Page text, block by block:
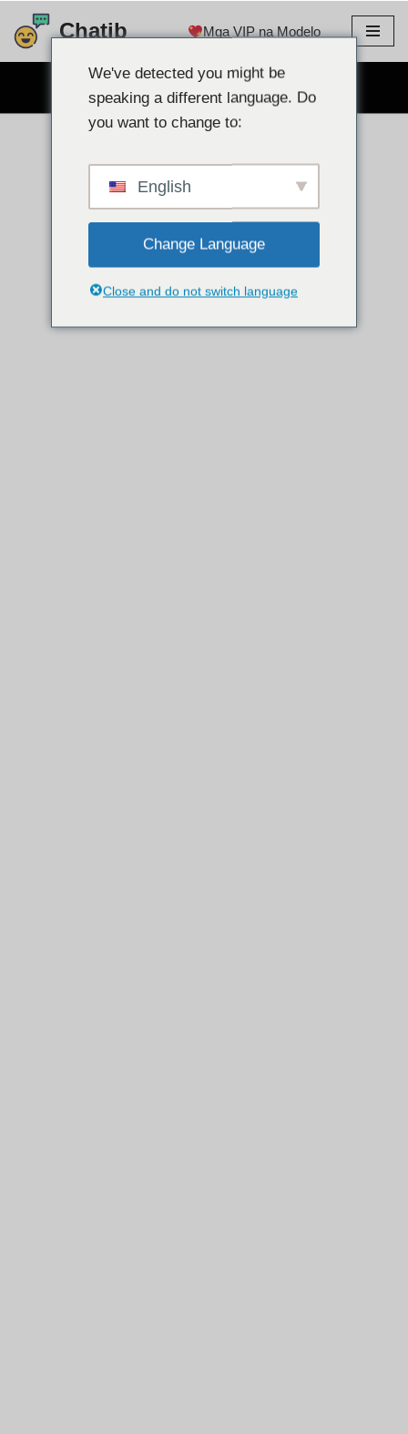
Lumaktaw
Chatib Mga VIP na Modelo
LIBRENG WEBCAM CHAT
We've detected you might be
speaking a different language. Do
you want to change to:
English
Change Language
Close and do not switch language